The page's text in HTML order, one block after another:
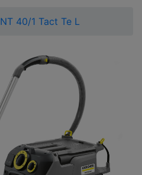
NT 40/1 Tact Te L